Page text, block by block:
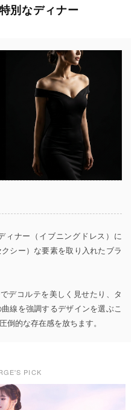
別なディナー
ィナー（イブニングドレス）に
シー）な要素を取り入れたブラ
デコルテを美しく見せたり、タ
線を強調するデザインを選ぶこ
倒的な存在感を放ちます。
PICK